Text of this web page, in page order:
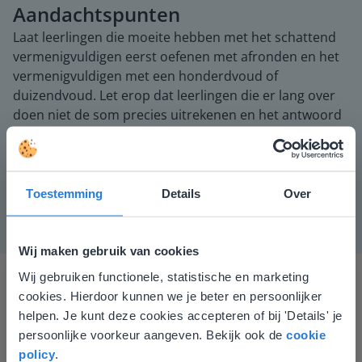
Toestemming Details Over
Wij maken gebruik van cookies
Wij gebruiken functionele, statistische en marketing
cookies. Hierdoor kunnen we je beter en persoonlijker
helpen. Je kunt deze cookies accepteren of bij 'Details' je
persoonlijke voorkeur aangeven. Bekijk ook de cookie
policy
Aandachtspunten
Laat leerlingen die moeite hebben met het schattend
vermenigvuldigen eerst oefenen met afronden en het
vermenigvuldigen met een honderdvoud of
duizendvoud. Let erop dat leerlingen die er lang over
doen niet de som precies uitrekenen en het antwoord
afronden, maar juist de bedragen in de som afronden,
door steeds te vragen welke schatsom de leerling
gebruikt.
Deze website komt niet
overeen met je locatie
Gezien je locatie, denken we dat je misschien